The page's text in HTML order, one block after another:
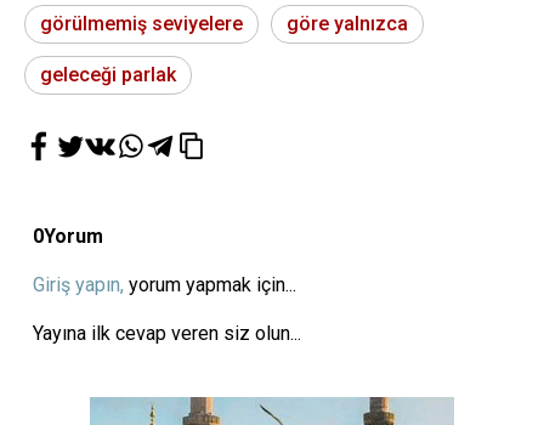
görülmemiş seviyelere göre yalnızca
geleceği parlak
0Yorum
Giriş yapın, yorum yapmak için...
Yayına ilk cevap veren siz olun...